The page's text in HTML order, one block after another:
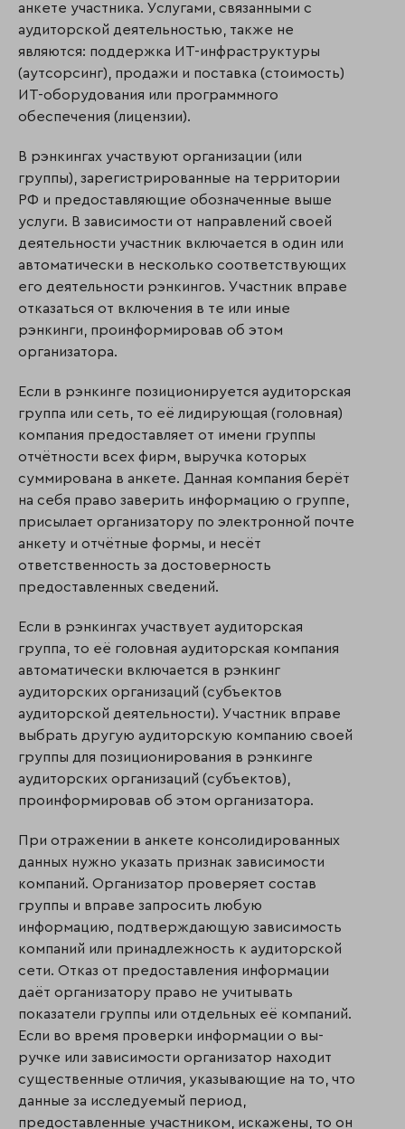
анкете участника. Услугами, связанными с
аудиторской деятельностью, также не
являются: поддержка ИТ-инфраструктуры
(аутсорсинг), продажи и поставка (стоимость)
ИТ-оборудования или программного
обеспечения (лицензии).
В рэнкингах участвуют организации (или
группы), зарегистрированные на территории
РФ и предоставляющие обозначенные выше
услуги. В зависимости от направлений своей
деятельности участник включается в один или
автоматически в несколько соответствующих
его деятельности рэнкингов. Участник вправе
отказаться от включения в те или иные
рэнкинги, проинформировав об этом
организатора.
Если в рэнкинге позиционируется аудиторская
группа или сеть, то её лидирующая (голов­ная)
компания предоставляет от имени группы
отчётности всех фирм, выручка которых
суммирована в анкете. Данная компания берёт
на себя право заверить информацию о группе,
присылает организатору по электронной почте
анкету и отчётные формы, и несёт
ответственность за достоверность
предоставленных сведений.
Если в рэнкингах участвует аудиторская
группа, то её головная аудиторская компания
автоматически включается в рэнкинг
аудиторских организаций (субъек­тов
аудиторской деятельности). Участник вправе
выбрать другую аудиторскую компанию своей
группы для позиционирования в рэнкинге
аудиторских орга­низаций (субъектов),
проинформировав об этом организатора.
При отражении в анкете консолидированных
данных нужно указать признак зависимости
компаний. Организатор проверяет состав
группы и вправе запросить любую
информацию, подтверждающую зависимость
компаний или принадлежность к ауди­тор­ской
сети. Отказ от предоставления информации
даёт организатору право не учитывать
показатели группы или отдельных её компаний.
Если во время проверки информации о вы­
ручке или зависимости организатор находит
существенные отличия, указывающие на то, что
данные за исследуемый период,
предоставленные участником, искажены, то он